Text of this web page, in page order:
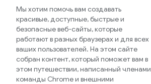
Мы хотим помочь вам создавать
красивые, доступные, быстрые и
безопасные веб-сайты, которые
работают в разных браузерах и для всех
ваших пользователей. На этом сайте
собран контент, который поможет вам в
этом путешествии, написанный членами
команды Chrome и внешними